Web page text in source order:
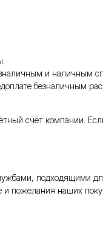
и наличным
безналичным
счёт компании.
подходящими
наших